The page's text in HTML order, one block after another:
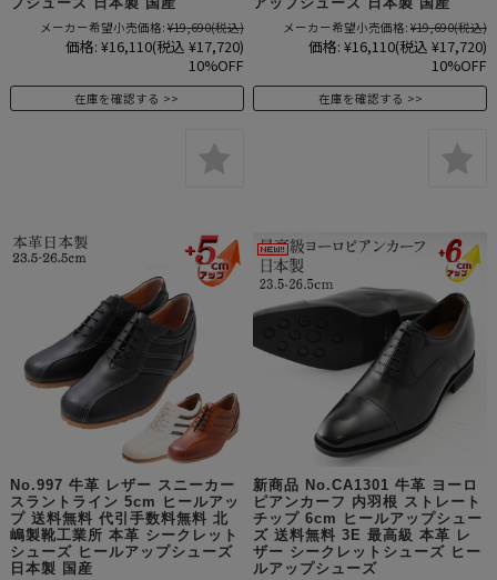
プシューズ 日本製 国産
メーカー希望小売価格:¥19,690(税込)
価格: ¥16,110(税込 ¥17,720)
10%OFF
在庫を確認する
アップシューズ 日本製 国産
メーカー希望小売価格: ¥19,690(税込)
価格: ¥16,110(税込 ¥17,720)
10%OFF
在庫を確認する
No.997 牛革 レザー スニーカー
スラントライン 5cm ヒールアッ
プ 送料無料 代引手数料無料 北
嶋製靴工業所 本革 シークレット
シューズ ヒールアップシューズ
日本製 国産
新商品 No.CA1301 牛革 ヨーロ
ピアンカーフ 内羽根 ストレート
チップ 6cm ヒールアップシュー
ズ 送料無料 3E 最高級 本革 レ
ザー シークレットシューズ ヒー
ルアップシューズ